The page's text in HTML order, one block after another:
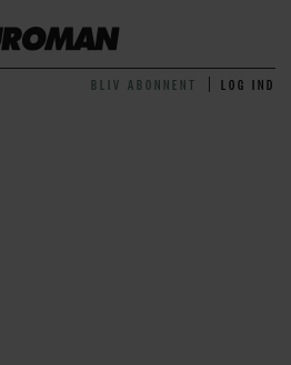
BLIV ABONNENT LOG IND